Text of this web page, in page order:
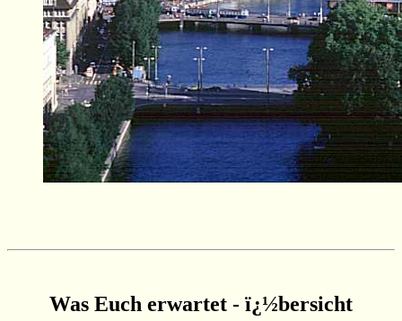
Was Euch erwartet - ï¿½bersicht